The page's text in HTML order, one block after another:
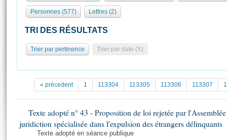
Élections législatives
Contrôle et évaluation
Congrès
Pétitions
Documents parlementaires
Propositions de loi
Amendements
Textes adoptés
Statistiques et chiffres clés
Transparence et déontologie
Histoire
Juniors
Accès des chercheurs à l’Assemblée
Les évènements
Les archives
Photos libres de droit
Personnes (577) Lettres (2)
TRI DES RÉSULTATS
Trier par pertinence Trier par date (X)
« précedent 1 113304 113305 113306 113307
Texte adopté n° 43 - Proposition de loi rejetée par
juridiction spécialisée dans l'expulsion des étrangers délinquants
Texte adopté en séance publique